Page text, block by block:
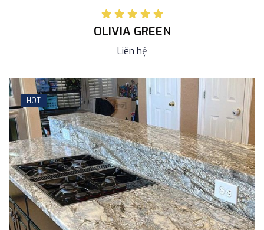
OLIVIA GREEN
Liên hệ
HOT